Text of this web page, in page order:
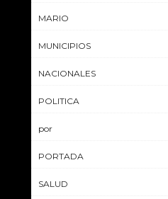
MARIO
MUNICIPIOS
NACIONALES
POLITICA
por
PORTADA
SALUD